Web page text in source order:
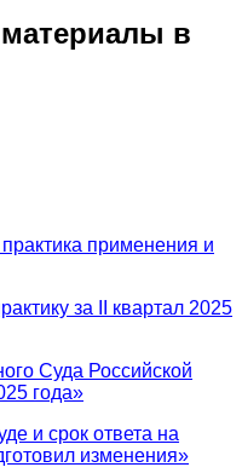
в
применения и
за II квартал 2025
Суда Российской
года»
и срок ответа на
изменения»